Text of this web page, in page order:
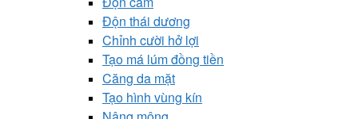
Độn thái dương
Chỉnh cười hở lợi
Tạo má lúm đồng tiền
Căng da mặt
Tạo hình vùng kín